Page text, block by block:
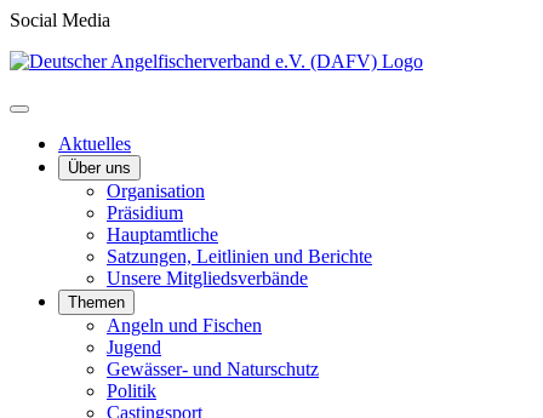
Social Media
Aktuelles
Über uns
Organisation
Präsidium
Hauptamtliche
Satzungen, Leitlinien und Berichte
Unsere Mitgliedsverbände
Themen
Angeln und Fischen
Jugend
Gewässer- und Naturschutz
Politik
Castingsport